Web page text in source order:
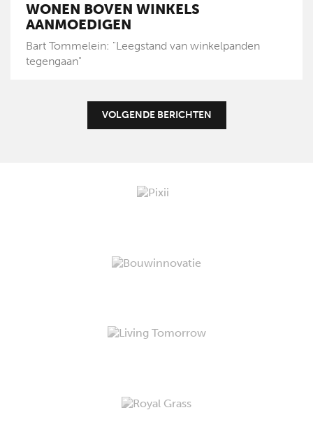
WONEN BOVEN WINKELS
AANMOEDIGEN
Bart Tommelein: "Leegstand van winkelpanden
tegengaan"
VOLGENDE BERICHTEN